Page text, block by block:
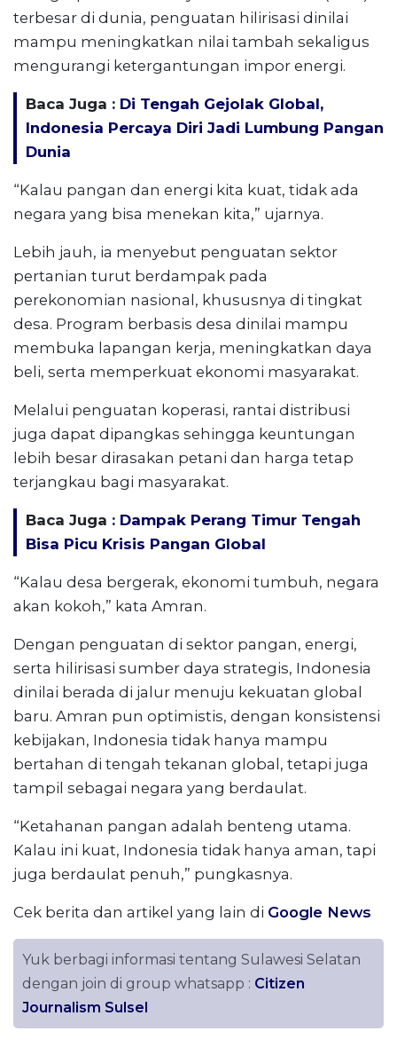
terbesar di dunia, penguatan hilirisasi dinilai
mampu meningkatkan nilai tambah sekaligus
mengurangi ketergantungan impor energi.
Baca Juga : Di Tengah Gejolak Global,
Indonesia Percaya Diri Jadi Lumbung Pangan
Dunia
“Kalau pangan dan energi kita kuat, tidak ada
negara yang bisa menekan kita,” ujarnya.
Lebih jauh, ia menyebut penguatan sektor
pertanian turut berdampak pada
perekonomian nasional, khususnya di tingkat
desa. Program berbasis desa dinilai mampu
membuka lapangan kerja, meningkatkan daya
beli, serta memperkuat ekonomi masyarakat.
Melalui penguatan koperasi, rantai distribusi
juga dapat dipangkas sehingga keuntungan
lebih besar dirasakan petani dan harga tetap
terjangkau bagi masyarakat.
Baca Juga : Dampak Perang Timur Tengah
Bisa Picu Krisis Pangan Global
“Kalau desa bergerak, ekonomi tumbuh, negara
akan kokoh,” kata Amran.
Dengan penguatan di sektor pangan, energi,
serta hilirisasi sumber daya strategis, Indonesia
dinilai berada di jalur menuju kekuatan global
baru. Amran pun optimistis, dengan konsistensi
kebijakan, Indonesia tidak hanya mampu
bertahan di tengah tekanan global, tetapi juga
tampil sebagai negara yang berdaulat.
“Ketahanan pangan adalah benteng utama.
Kalau ini kuat, Indonesia tidak hanya aman, tapi
juga berdaulat penuh,” pungkasnya.
Cek berita dan artikel yang lain di Google News
Yuk berbagi informasi tentang Sulawesi Selatan
dengan join di group whatsapp : Citizen
Journalism Sulsel